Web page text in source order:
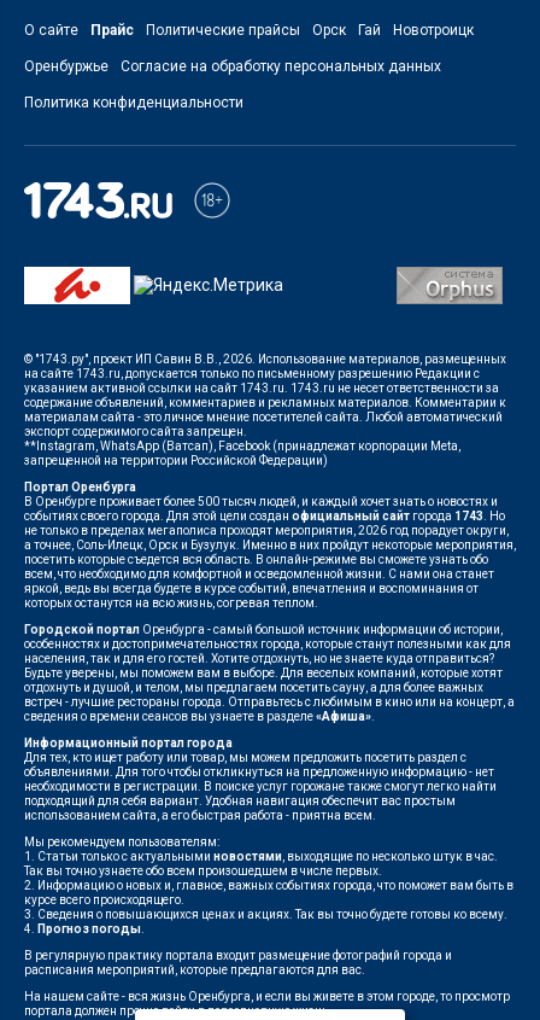
О сайте Прайс Политические прайсы Орск Гай Новотроицк
Оренбуржье Согласие на обработку персональных данных
Политика конфиденциальности
© "1743.ру", проект ИП Савин В.В., 2026. Использование материалов, размещенных
на сайте 1743.ru, допускается только по письменному разрешению Редакции с
указанием активной ссылки на сайт 1743.ru. 1743.ru не несет ответственности за
содержание объявлений, комментариев и рекламных материалов. Комментарии к
материалам сайта - это личное мнение посетителей сайта. Любой автоматический
экспорт содержимого сайта запрещен.
**Instagram, WhatsApp (Ватсап), Facebook (принадлежат корпорации Meta,
запрещенной на территории Российской Федерации)
Портал Оренбурга
В Оренбурге проживает более 500 тысяч людей, и каждый хочет знать о новостях и
событиях своего города. Для этой цели создан официальный сайт города 1743 . Но
не только в пределах мегаполиса проходят мероприятия, 2026 год порадует округи,
а точнее, Соль-Илецк, Орск и Бузулук. Именно в них пройдут некоторые мероприятия,
посетить которые съедется вся область. В онлайн-режиме вы сможете узнать обо
всем, что необходимо для комфортной и осведомленной жизни. С нами она станет
яркой, ведь вы всегда будете в курсе событий, впечатления и воспоминания от
которых останутся на всю жизнь, согревая теплом.
Городской портал Оренбурга - самый большой источник информации об истории,
особенностях и достопримечательностях города, которые станут полезными как для
населения, так и для его гостей. Хотите отдохнуть, но не знаете куда отправиться?
Будьте уверены, мы поможем вам в выборе. Для веселых компаний, которые хотят
отдохнуть и душой, и телом, мы предлагаем посетить сауну, а для более важных
встреч - лучшие рестораны города. Отправьтесь с любимым в кино или на концерт, а
сведения о времени сеансов вы узнаете в разделе«Афиша»
Информационный портал города
Для тех, кто ищет работу или товар, мы можем предложить посетить раздел с
объявлениями. Для того чтобы откликнуться на предложенную информацию - нет
необходимости в регистрации. В поиске услуг горожане также смогут легко найти
подходящий для себя вариант. Удобная навигация обеспечит вас простым
использованием сайта, а его быстрая работа - приятна всем.
Мы рекомендуем пользователям:
1. Статьи только с актуальными новостями , выходящие по несколько штук в час.
Так вы точно узнаете обо всем произошедшем в числе первых.
2. Информацию о новых и, главное, важных событиях города, что поможет вам быть в
курсе всего происходящего.
3. Сведения о повышающихся ценах и акциях. Так вы точно будете готовы ко всему.
4.
Прогноз погоды
В регулярную практику портала входит размещение фотографий города и
расписания мероприятий, которые предлагаются для вас.
На нашем сайте - вся жизнь Оренбурга, и если вы живете в этом городе, то просмотр
портала должен прочно войти в повседневную жизнь.